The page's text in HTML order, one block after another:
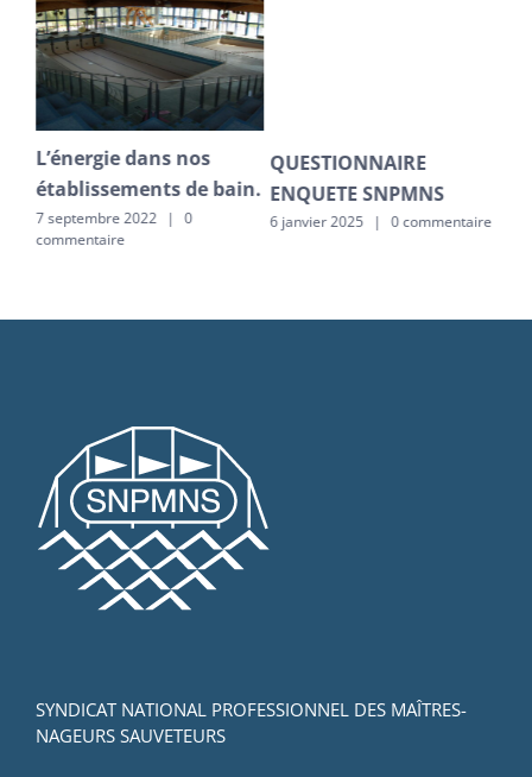
L’énergie dans nos
établissements de bain.
7 septembre 2022 | 0
commentaire
QUESTIONNAIRE
ENQUETE SNPMNS
6 janvier 2025 | 0 commentaire
SYNDICAT NATIONAL PROFESSIONNEL DES MAÎTRES-
NAGEURS SAUVETEURS